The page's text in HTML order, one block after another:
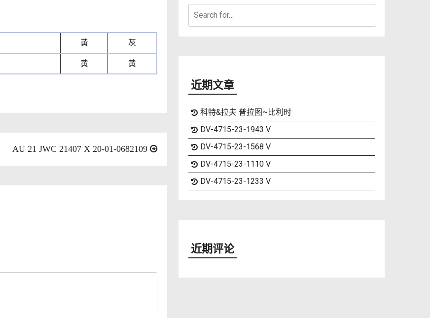
黄 灰
黄 黄
AU 21 JWC 21407 X 20-01-0682109
for:
近期文章
科特&拉夫 普拉图~比利时
DV-4715-23-1943 V
DV-4715-23-1568 V
DV-4715-23-1110 V
DV-4715-23-1233 V
近期评论